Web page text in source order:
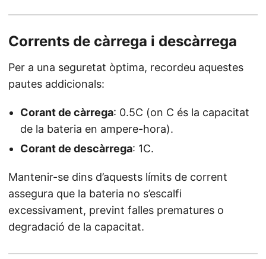
Corrents de càrrega i descàrrega
Per a una seguretat òptima, recordeu aquestes
pautes addicionals:
Corant de càrrega: 0.5C (on C és la capacitat
de la bateria en ampere-hora).
Corant de descàrrega: 1C.
Mantenir-se dins d’aquests límits de corrent
assegura que la bateria no s’escalfi
excessivament, prevint falles prematures o
degradació de la capacitat.